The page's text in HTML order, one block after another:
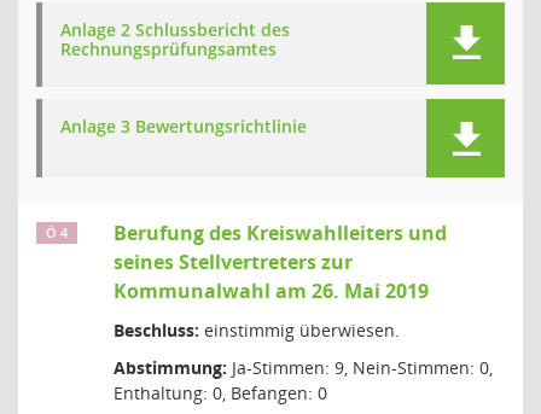
Anlage 2 Schlussbericht des
Rechnungsprüfungsamtes
Anlage 3 Bewertungsrichtlinie
Ö 4
Berufung des Kreiswahlleiters und
seines Stellvertreters zur
Kommunalwahl am 26. Mai 2019
Beschluss: einstimmig überwiesen.
Abstimmung: Ja-Stimmen: 9, Nein-Stimmen: 0,
Enthaltung: 0, Befangen: 0